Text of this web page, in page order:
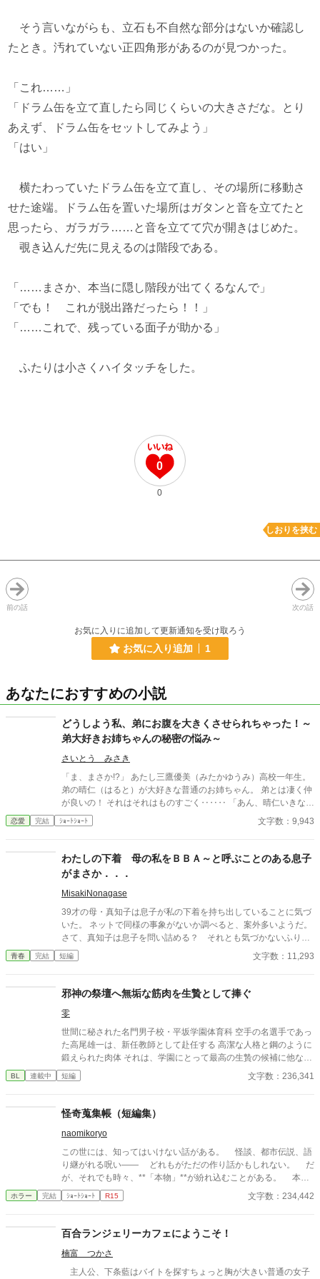
そう言いながらも、立石も不自然な部分はないか確認し
たとき。汚れていない正四角形があるのが見つかった。
「これ……」
「ドラム缶を立て直したら同じくらいの大きさだな。とり
あえず、ドラム缶をセットしてみよう」
「はい」
横たわっていたドラム缶を立て直し、その場所に移動さ
せた途端。ドラム缶を置いた場所はガタンと音を立てたと
思ったら、ガラガラ……と音を立てて穴が開きはじめた。
覗き込んだ先に見えるのは階段である。
「……まさか、本当に隠し階段が出てくるなんで」
「でも！ これが脱出路だったら！！」
「……これで、残っている面子が助かる」
ふたりは小さくハイタッチをした。
0
0
しおりを挟む
前の話 次の話
お気に入りに追加して更新通知を受け取ろう
お気に入り追加 1
あなたにおすすめの小説
どうしよう私、弟にお腹を大きくさせられちゃった！～
弟大好きお姉ちゃんの秘密の悩み～
さいとう みさき
「ま、まさか!?」 あたし三鷹優美（みたかゆうみ）高校一年生。
弟の晴仁（はると）が大好きな普通のお姉ちゃん。 弟とは凄く仲
が良いの！ それはそれはものすごく‥‥‥ 「あん、晴仁いきなり
そんなのお口に入らないよぉ～♡」 そんな関係のあたしたち。 で
もある日トイレであたしはアレが来そうなのになかなか来ないの
お腹が出て来てる!?」 お姉ちゃんの秘密の悩みです。
恋愛 完結 ｼｮｰﾄｼｮｰﾄ 文字数：9,943
わたしの下着 母の私をＢＢＡ～と呼ぶことのある息子
がまさか．．．
MisakiNonagase
39才の母・真知子は息子が私の下着を持ち出していることに気づ
いた。 ネットで同様の事象がないか調べると、案外多いようだ。
さて、真知子は息子を問い詰める？ それとも気づかないふりを
青春 完結 短編 文字数：11,293
邪神の祭壇へ無垢な筋肉を生贄として捧ぐ
零
世間に秘された名門男子校・平坂学園体育科 空手の名選手であっ
た高尾雄一は、新任教師として赴任する 高潔な人格と鋼のように
鍛えられた肉体 それは、学園にとって最高の生贄の候補に他なら
なかった 至高の筋肉を持つ、精神を削られ意志をなくした青年を
太古の神に捧げるため、“水”、“風”、“土”の信奉者達が暗躍する 意
校で繰り広げられるダークファンタジー
BL 連載中 短編 文字数：236,341
怪奇蒐集帳（短編集）
naomikoryo
この世には、知ってはいけない話がある。 怪談、都市伝説、語
り継がれる呪い—— どれもがただの作り話かもしれない。 だ
が、それでも時々、**「本物」**が紛れ込むことがある。 本書
は、そんな“見つけてしまった”怪異を集めた一冊である。 最後
のページを閉じるとき、あなたは“何か”に気づくことになるだろ
ホラー 完結 ｼｮｰﾄｼｮｰﾄ R15 文字数：234,442
百合ランジェリーカフェにようこそ！
楠富 つかさ
主人公、下条藍はバイトを探すちょっと胸が大きい普通の女子